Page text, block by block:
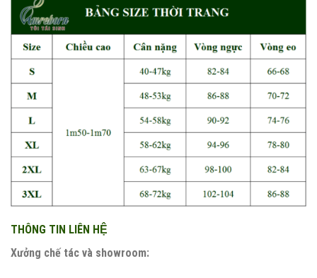
THÔNG TIN LIÊN HỆ
Xưởng chế tác và showroom: